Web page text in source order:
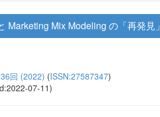
Mix Modeling の「再発見」
回 (2022) (ISSN:27587347)
07-11)